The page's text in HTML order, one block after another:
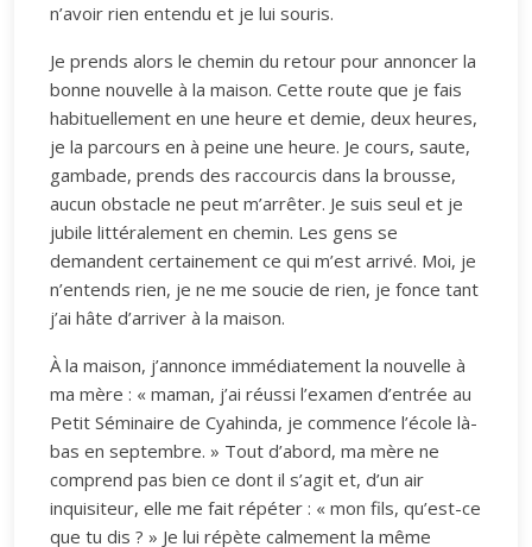
n’avoir rien entendu et je lui souris.
Je prends alors le chemin du retour pour annoncer la
bonne nouvelle à la maison. Cette route que je fais
habituellement en une heure et demie, deux heures,
je la parcours en à peine une heure. Je cours, saute,
gambade, prends des raccourcis dans la brousse,
aucun obstacle ne peut m’arrêter. Je suis seul et je
jubile littéralement en chemin. Les gens se
demandent certainement ce qui m’est arrivé. Moi, je
n’entends rien, je ne me soucie de rien, je fonce tant
j’ai hâte d’arriver à la maison.
À la maison, j’annonce immédiatement la nouvelle à
ma mère : « maman, j’ai réussi l’examen d’entrée au
Petit Séminaire de Cyahinda, je commence l’école là-
bas en septembre. » Tout d’abord, ma mère ne
comprend pas bien ce dont il s’agit et, d’un air
inquisiteur, elle me fait répéter : « mon fils, qu’est-ce
que tu dis ? » Je lui répète calmement la même